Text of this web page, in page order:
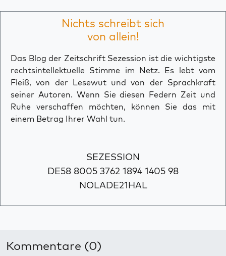
Nichts schreibt sich
von allein!
Das Blog der Zeitschrift Sezession ist die wichtigste
rechtsintellektuelle Stimme im Netz. Es lebt vom
Fleiß, von der Lesewut und von der Sprachkraft
seiner Autoren. Wenn Sie diesen Federn Zeit und
Ruhe verschaffen möchten, können Sie das mit
einem Betrag Ihrer Wahl tun.
SEZESSION
DE58 8005 3762 1894 1405 98
NOLADE21HAL
Kommentare (0)